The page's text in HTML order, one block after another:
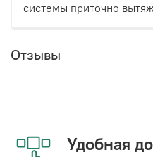
системы приточно
Отзывы
Удобная